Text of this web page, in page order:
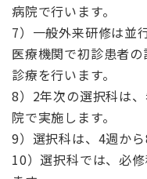
病院で行います。
7）一般外来研修は並
医療機関で初診患者
診療を行います。
8）2年次の選択科は
院で実施します。
9）選択科は、4週から
10）選択科では、必